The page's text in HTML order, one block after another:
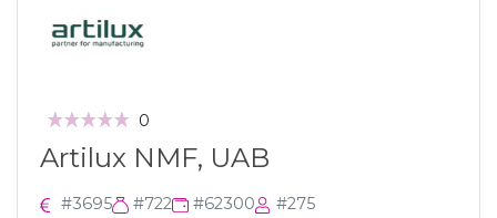
0
Artilux NMF, UAB
#3695 #722 #62300 #275